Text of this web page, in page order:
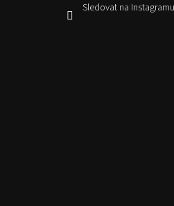
Sledovat na Instagramu